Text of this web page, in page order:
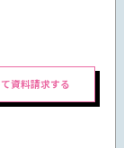
資料請求する